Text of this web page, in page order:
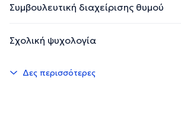
Συμβουλευτική διαχείρισης θυμού
Σχολική ψυχολογία
Δες περισσότερες